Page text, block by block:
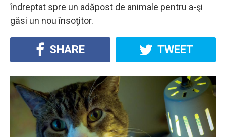
îndreptat spre un adăpost de animale pentru a-şi
găsi un nou însoţitor.
SHARE TWEET